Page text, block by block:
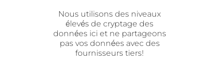
Nous utilisons des niveaux
élevés de cryptage des
données ici et ne partageons
pas vos données avec des
fournisseurs tiers!